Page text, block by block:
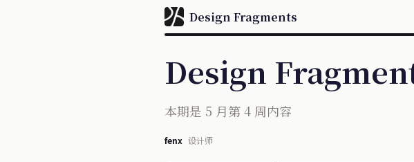
Design Fragments
Design
本期是 5 月第 4 周内容
fenx 设计师